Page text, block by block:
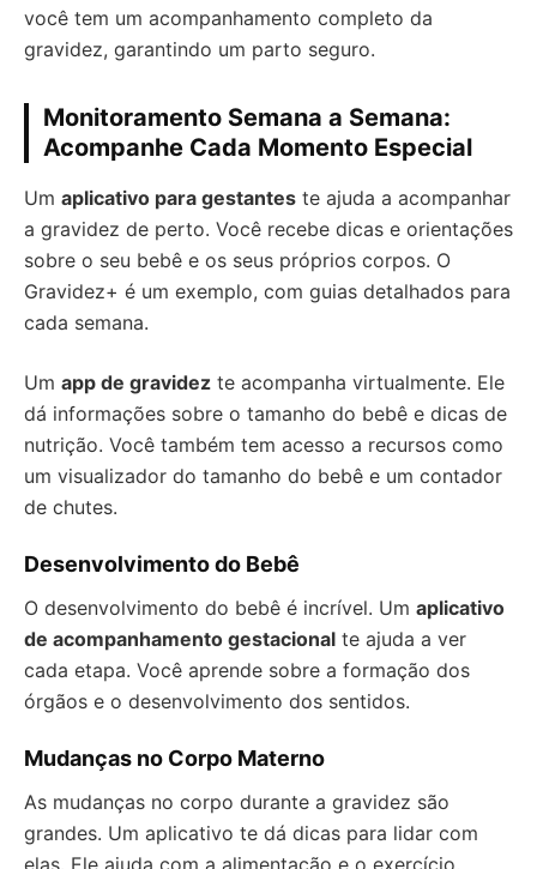
você tem um acompanhamento completo da
gravidez, garantindo um parto seguro.
Monitoramento Semana a Semana:
Acompanhe Cada Momento Especial
Um aplicativo para gestantes te ajuda a acompanhar
a gravidez de perto. Você recebe dicas e orientações
sobre o seu bebê e os seus próprios corpos. O
Gravidez+ é um exemplo, com guias detalhados para
cada semana.
Um app de gravidez te acompanha virtualmente. Ele
dá informações sobre o tamanho do bebê e dicas de
nutrição. Você também tem acesso a recursos como
um visualizador do tamanho do bebê e um contador
de chutes.
Desenvolvimento do Bebê
O desenvolvimento do bebê é incrível. Um aplicativo
de acompanhamento gestacional te ajuda a ver
cada etapa. Você aprende sobre a formação dos
órgãos e o desenvolvimento dos sentidos.
Mudanças no Corpo Materno
As mudanças no corpo durante a gravidez são
grandes. Um aplicativo te dá dicas para lidar com
elas. Ele ajuda com a alimentação e o exercício,